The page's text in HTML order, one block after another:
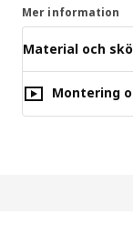
Mer information
Material och
Montering